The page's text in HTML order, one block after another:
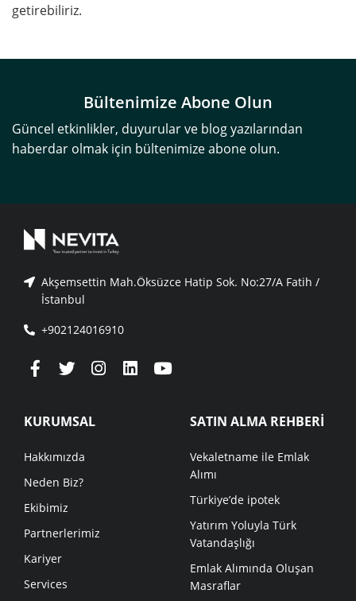
getirebiliriz.
Bültenimize Abone Olun
Güncel etkinlikler, duyurular ve blog yazılarından
haberdar olmak için bültenimize abone olun.
Akşemsettin Mah.Öksüzce Hatip Sok. No:27/A Fatih /
İstanbul
+902124016910
KURUMSAL
Hakkımızda
Neden Biz?
Ekibimiz
Partnerlerimiz
Kariyer
Services
SATIN ALMA REHBERİ
Vekaletname ile Emlak
Alımı
Türkiye’de ipotek
Yatırım Yoluyla Türk
Vatandaşlığı
Emlak Alımında Oluşan
Masraflar